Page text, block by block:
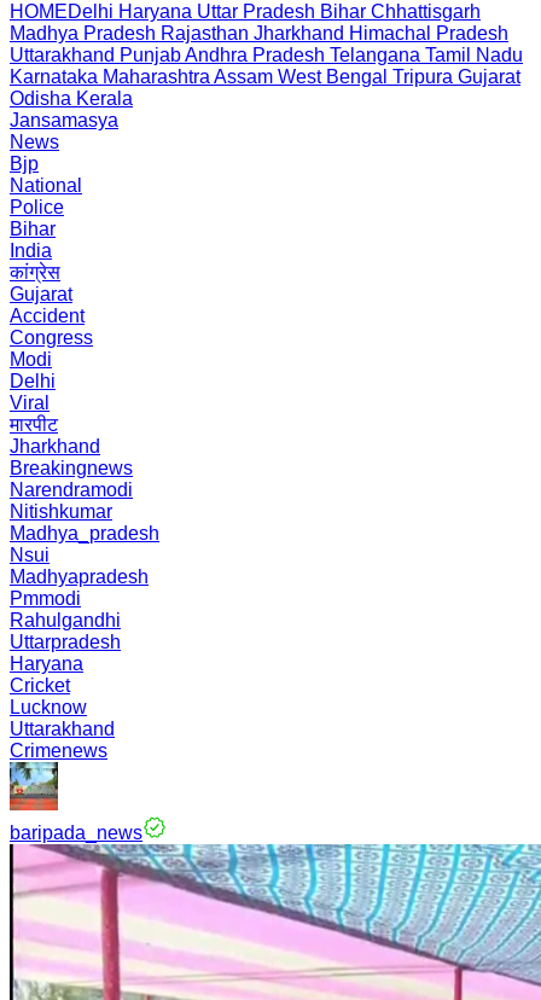
HOMEDelhi Haryana Uttar Pradesh Bihar Chhattisgarh
Madhya Pradesh Rajasthan Jharkhand Himachal Pradesh
Uttarakhand PunjabAndhra Pradesh Telangana Tamil Nadu
Karnataka Maharashtra Assam West Bengal Tripura Gujarat
Odisha Kerala
Jansamasya
News
Bjp
National
Police
Bihar
India
कांग्रेस
Gujarat
Accident
Congress
Modi
Delhi
Viral
मारपीट
Jharkhand
Breakingnews
Narendramodi
Nitishkumar
Madhya_pradesh
Nsui
Madhyapradesh
Pmmodi
Rahulgandhi
Uttarpradesh
Haryana
Cricket
Lucknow
Uttarakhand
Crimenews
baripada_news